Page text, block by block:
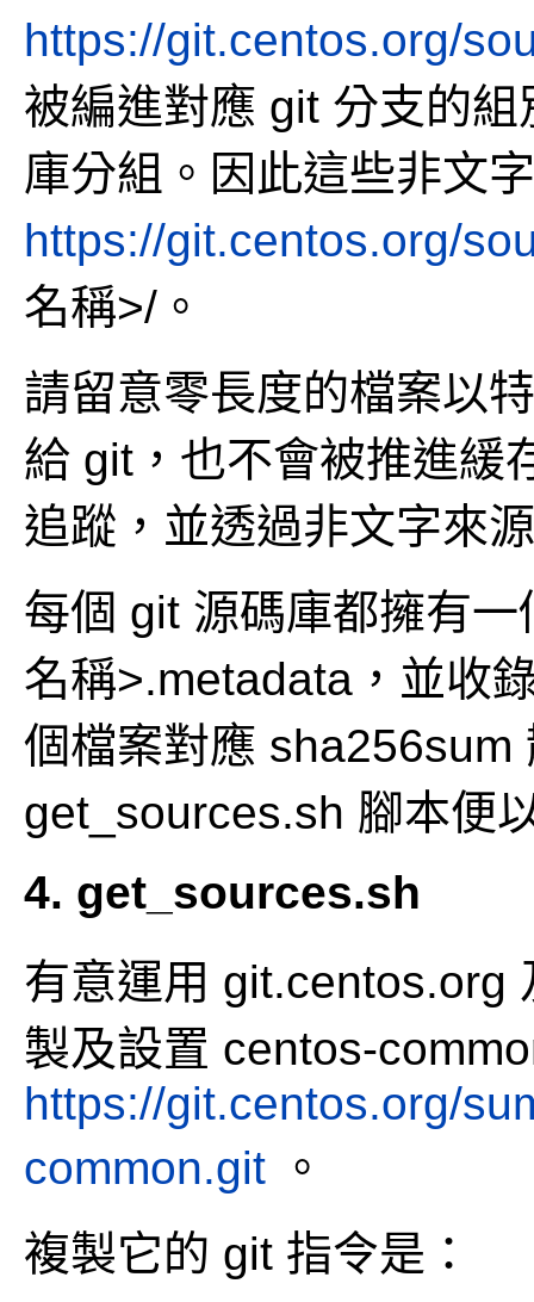
https://git.centos.org/
被編進對應 git 分支的
庫分組。因此這些非文
https://git.centos.org/
名稱>/。
請留意零長度的檔案以
給 git，也不會被推進緩
追蹤，並透過非文字來
每個 git 源碼庫都擁有
名稱>.metadata，並收
個檔案對應 sha256sum
get_sources.sh 腳本便
4. get_sources.sh
有意運用 git.centos.org
製及設置 centos-
https://git.centos.org/
common.git 。
複製它的 git 指令是：